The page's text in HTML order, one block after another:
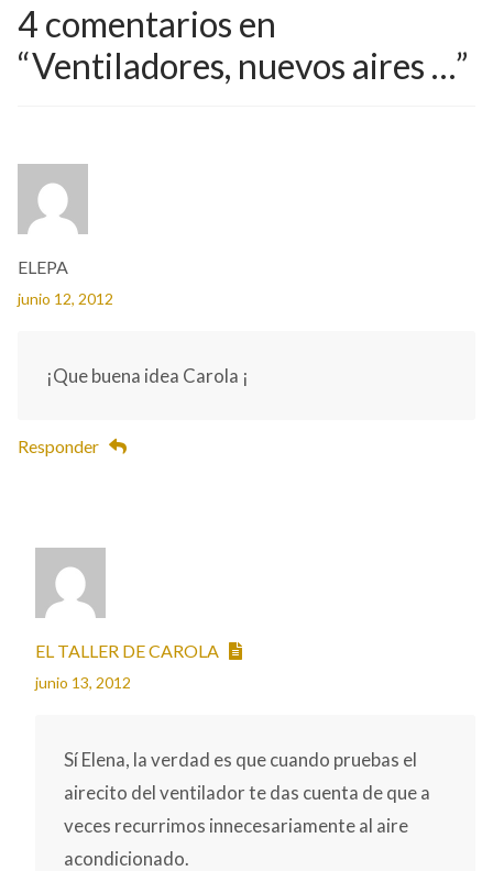
4 comentarios en
“Ventiladores, nuevos aires …”
ELEPA
junio 12, 2012
¡Que buena idea Carola ¡
Responder
EL TALLER DE CAROLA
junio 13, 2012
Sí Elena, la verdad es que cuando pruebas el
airecito del ventilador te das cuenta de que a
veces recurrimos innecesariamente al aire
acondicionado.